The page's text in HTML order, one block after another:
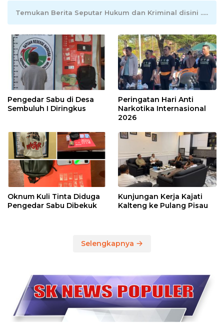
Temukan Berita Seputar Hukum dan Kriminal disini .....
Pengedar Sabu di Desa
Sembuluh I Diringkus
Peringatan Hari Anti
Narkotika Internasional
2026
Oknum Kuli Tinta Diduga
Pengedar Sabu Dibekuk
Kunjungan Kerja Kajati
Kalteng ke Pulang Pisau
Selengkapnya